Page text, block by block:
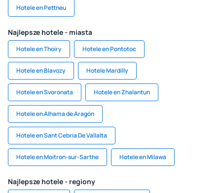
Hotele en Pettneu
Najlepsze hotele - miasta
Hotele en Thoiry Hotele en Pontotoc
Hotele en Blavozy Hotele Mardilly
Hotele en Svoronata Hotele en Zhalantun
Hotele en Alhama de Aragón
Hotele en Sant Cebria De Vallalta
Hotele en Moitron-sur-Sarthe Hotele en Milawa
Najlepsze hotele - regiony